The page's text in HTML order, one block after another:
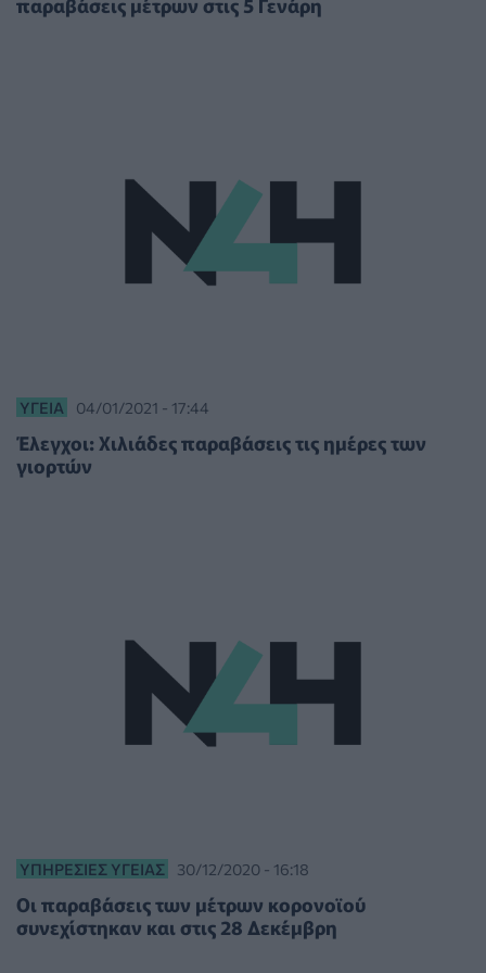
ΥΓΕΊΑ 04/01/2021 - 17:44
Έλεγχοι: Χιλιάδες παραβάσεις τις ημέρες των
γιορτών
ΥΠΗΡΕΣΊΕΣ ΥΓΕΊΑΣ 30/12/2020 - 16:18
Οι παραβάσεις των μέτρων κορονοϊού
συνεχίστηκαν και στις 28 Δεκέμβρη